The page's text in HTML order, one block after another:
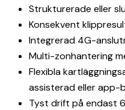
Strukturerade eller
Konsekvent
Integrerad 4G-
Multi-zonhantering
Flexibla
assisterad eller app-
Tyst drift på endast